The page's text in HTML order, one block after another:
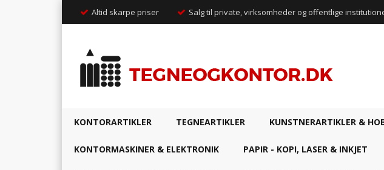
Altid skarpe priser Salg til private, virksomheder og offentlige
KONTORARTIKLER TEGNEARTIKLER KUNSTNERARTIKLER &
KONTORMASKINER & ELEKTRONIK PAPIR - KOPI, LASER & INKJET